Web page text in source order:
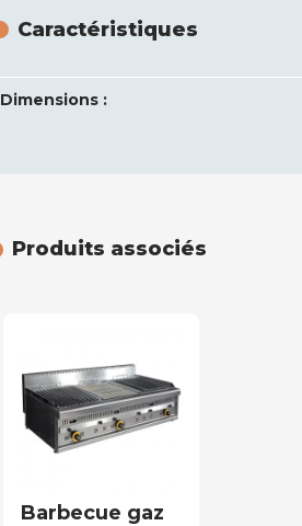
Caractéristiques
Dimensions :
Produits associés
Barbecue gaz